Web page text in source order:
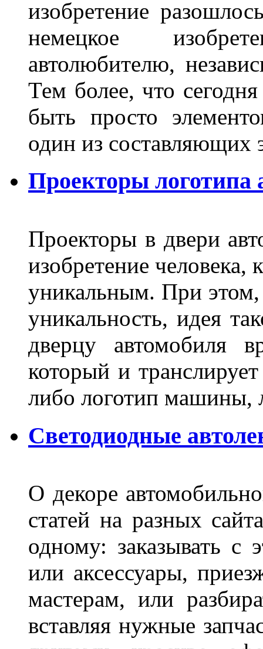
изобретение
немецкое
автолюбителю,
Тем более, что сегодня
быть просто
один из
Проекторы логотипа
Проекторы в двери
изобретение человека,
уникальным. При этом,
уникальность, идея
дверцу автомобиля
который и
либо логотип машины,
Светодиодные
О декоре
статей на разных
одному: заказывать с
или аксессуары,
мастерам, или
вставляя нужные